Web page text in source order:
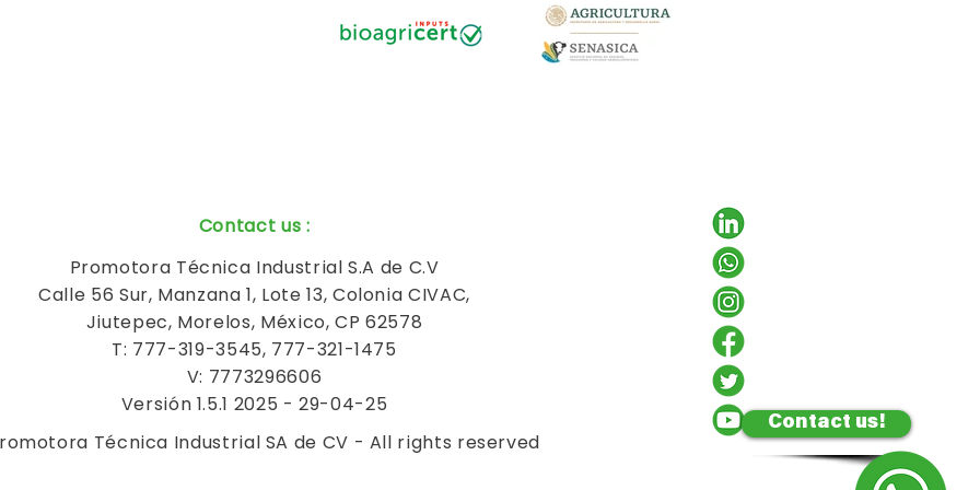
Contact us!
Contact us :
Promotora Técnica Industrial S.A de C.V
Calle 56 Sur, Manzana 1, Lote 13, Colonia CIVAC,
Jiutepec, Morelos, México, CP 62578
T: 777-319-3545, 777-321-1475
V: 7773296606
Versión 1.5.1 2025 - 29-04-25
Técnica Industrial SA de CV - All rights reserved